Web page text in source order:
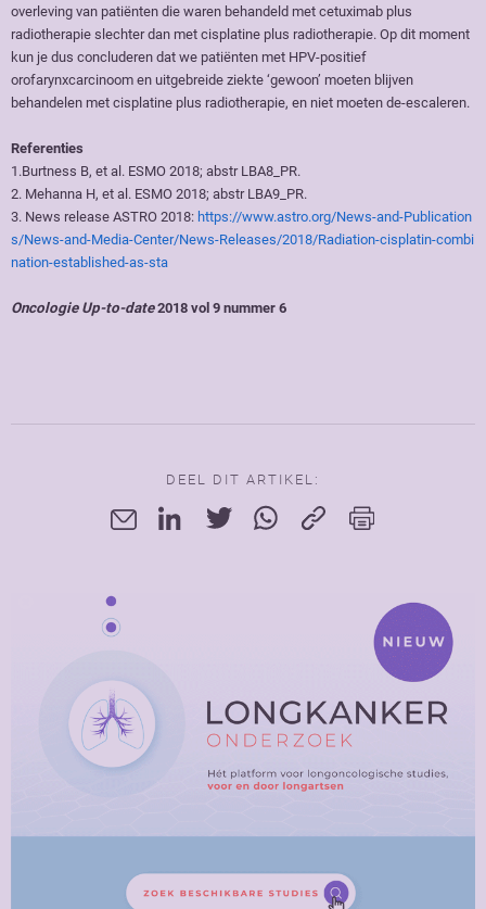
overleving van patiënten die waren behandeld met cetuximab plus
radiotherapie slechter dan met cisplatine plus radiotherapie. Op dit moment
kun je dus concluderen dat we patiënten met HPV-positief
orofarynxcarcinoom en uitgebreide ziekte ‘gewoon’ moeten blijven
behandelen met cisplatine plus radiotherapie, en niet moeten de-escaleren.
Referenties
1.Burtness B, et al. ESMO 2018; abstr LBA8_PR.
2. Mehanna H, et al. ESMO 2018; abstr LBA9_PR.
3. News release ASTRO 2018: https://www.astro.org/News-and-Publication
s/News-and-Media-Center/News-Releases/2018/Radiation-cisplatin-combi
nation-established-as-sta
Oncologie Up-to-date2018 vol 9 nummer 6
DEEL DIT ARTIKEL: